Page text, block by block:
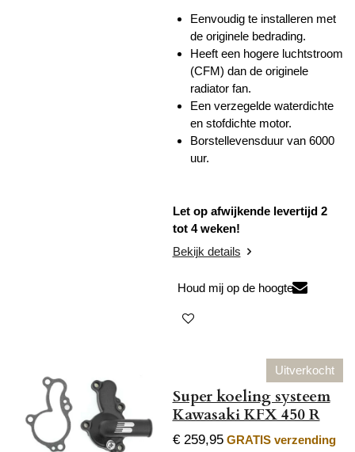
Eenvoudig te installeren met
de originele bedrading.
Heeft een hogere luchtstroom
(CFM) dan de originele
radiator fan.
Een verzegelde waterdichte
en stofdichte motor.
Borstellevensduur van 6000
uur.
Let op afwijkende levertijd 2
tot 4 weken!
Bekijk details
Houd mij op de hoogte
Uitverkocht
Super koeling systeem
Kawasaki KFX 450 R
€ 259,95 GRATIS verzending